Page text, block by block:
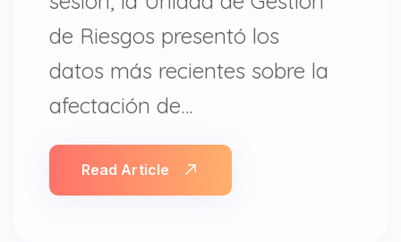
de Riesgos presentó los
datos más recientes sobre la
afectación de…
Read Article